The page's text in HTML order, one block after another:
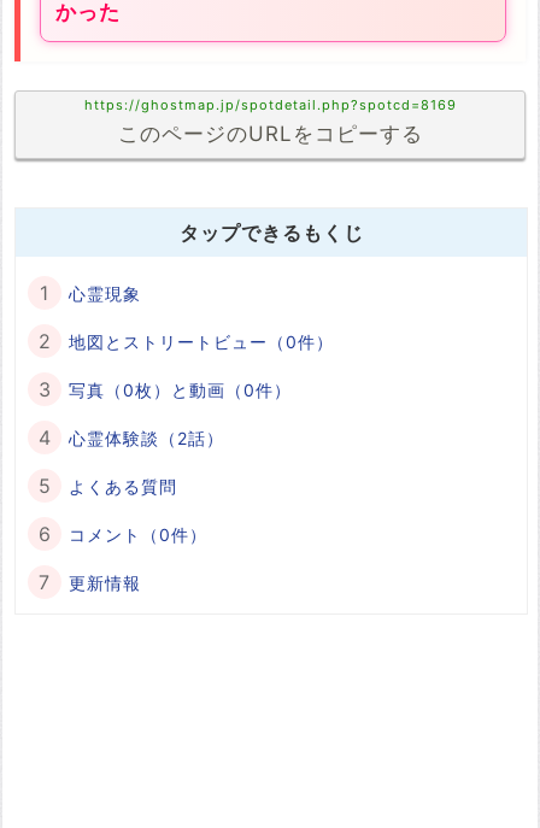
かった
https://ghostmap.jp/spotdetail.php?spotcd=8169
このページのURLをコピーする
タップできるもくじ
心霊現象
地図とストリートビュー（0件）
写真（0枚）と動画（0件）
心霊体験談（2話）
よくある質問
コメント（0件）
更新情報